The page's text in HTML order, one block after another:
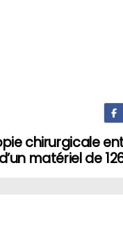
chirurgicale
matériel de